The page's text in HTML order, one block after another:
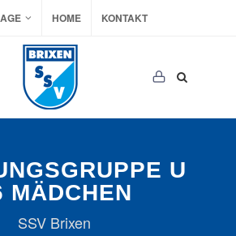
HOME KONTAKT
U
MÄDCHEN
SSV Brixen